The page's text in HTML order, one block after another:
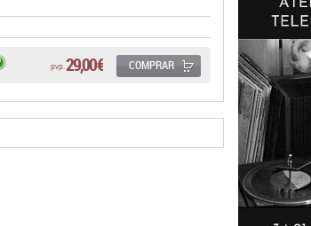
pvp. 29,00 € COMPRAR